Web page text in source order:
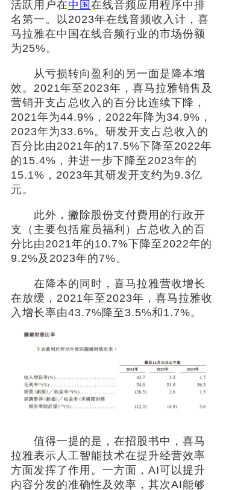
活跃用户在中国 在线音频应用程序中排
名第一。以2023年在线音频收入计，喜
马拉雅在中国在线音频行业的市场份额
为25%。
从亏损转向盈利的另一面是降本增
效。2021年至2023年，喜马拉雅销售及
营销开支占总收入的百分比连续下降，
2021年为44.9%，2022年降为34.9%，
2023年为33.6%。研发开支占总收入的
百分比由2021年的17.5%下降至2022年
的15.4%，并进一步下降至2023年的
15.1%，2023年其研发开支约为9.3亿
元。
此外，撇除股份支付费用的行政开
支（主要包括雇员福利）占总收入的百
分比由2021年的10.7%下降至2022年的
9.2%及2023年的7%。
在降本的同时，喜马拉雅营收增长
在放缓，2021年至2023年，喜马拉雅收
入增长率由43.7%降至3.5%和1.7%。
值得一提的是，在招股书中，喜马
拉雅表示人工智能技术在提升经营效率
方面发挥了作用。一方面，AI可以提升
内容分发的准确性及效率，其次AI能够